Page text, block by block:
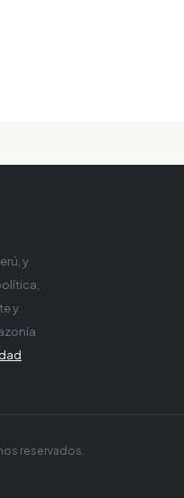
y
y
reservados.